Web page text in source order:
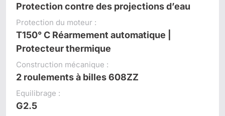
Protection contre des projections d’eau
Protection du moteur :
T150° C Réarmement automatique |
Protecteur thermique
Construction mécanique :
2 roulements à billes 608ZZ
Equilibrage :
G2.5